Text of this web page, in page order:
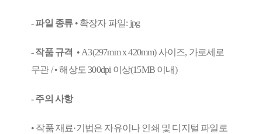
-파일 종류• 확장자 파일: jpg
- 작품 규격 • A3(297mm x 420mm) 사이즈, 가로세로
무관 / • 해상도 300dpi 이상(15MB 이내)
- 주의 사항
• 작품 재료·기법은 자유이나 인쇄 및 디지털 파일로